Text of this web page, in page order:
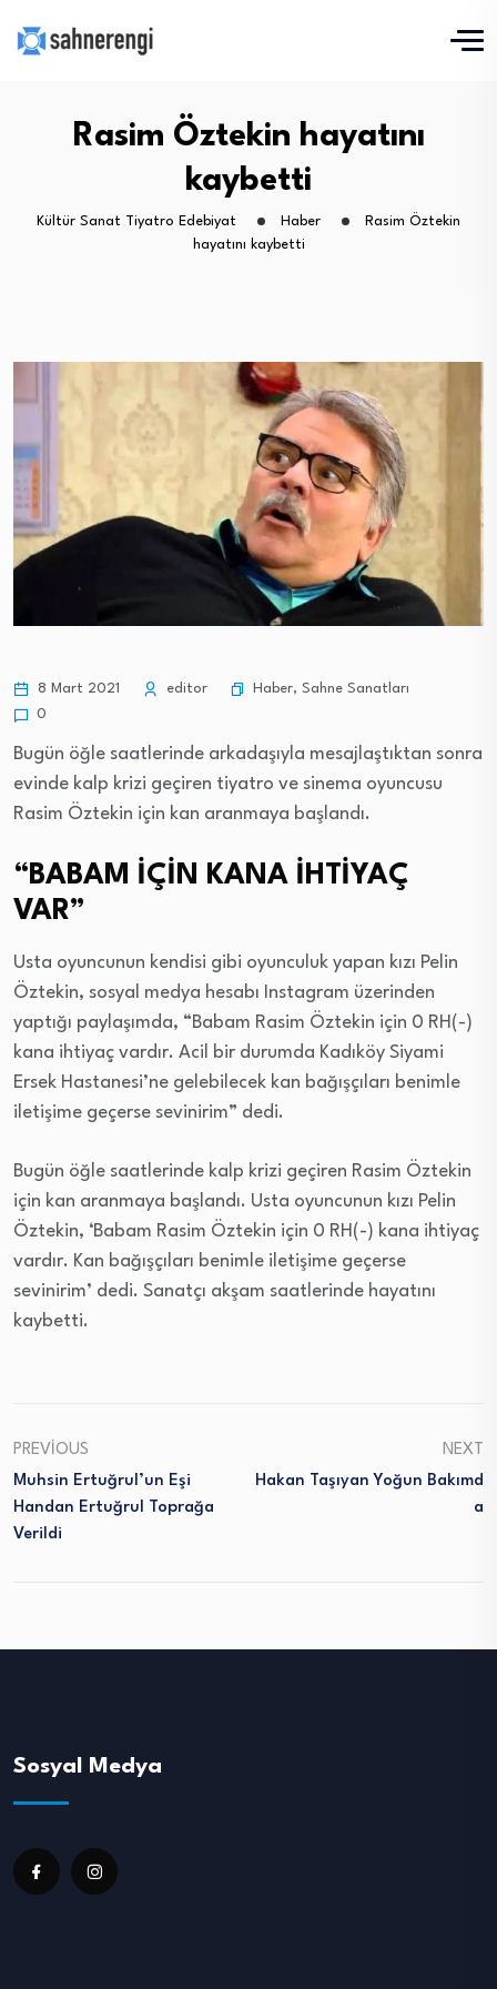
Rasim Öztekin hayatını
kaybetti
Kültür Sanat Tiyatro Edebiyat Haber
Rasim Öztekin
hayatını kaybetti
8 Mart 2021 editor Haber, Sahne Sanatları
0
Bugün öğle saatlerinde arkadaşıyla mesajlaştıktan sonra
evinde kalp krizi geçiren tiyatro ve sinema oyuncusu
Rasim Öztekin için kan aranmaya başlandı.
“BABAM İÇİN KANA İHTİYAÇ
VAR”
Usta oyuncunun kendisi gibi oyunculuk yapan kızı Pelin
Öztekin, sosyal medya hesabı Instagram üzerinden
yaptığı paylaşımda, “Babam Rasim Öztekin için 0 RH(-)
kana ihtiyaç vardır. Acil bir durumda Kadıköy Siyami
Ersek Hastanesi’ne gelebilecek kan bağışçıları benimle
iletişime geçerse sevinirim” dedi.
Bugün öğle saatlerinde kalp krizi geçiren Rasim Öztekin
için kan aranmaya başlandı. Usta oyuncunun kızı Pelin
Öztekin, ‘Babam Rasim Öztekin için 0 RH(-) kana ihtiyaç
vardır. Kan bağışçıları benimle iletişime geçerse
sevinirim’ dedi. Sanatçı akşam saatlerinde hayatını
kaybetti.
PREVIOUS
Muhsin Ertuğrul’un Eşi
Handan Ertuğrul Toprağa
Verildi
NEXT
Hakan Taşıyan Yoğun Bakımd
A
Sosyal Medya